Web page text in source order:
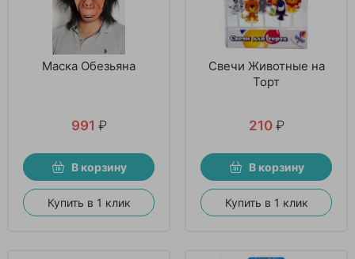
Маска Обезьяна
991 ₽
В корзину
Купить в 1 клик
Свечи Животные на
Торт
210 ₽
В корзину
Купить в 1 клик